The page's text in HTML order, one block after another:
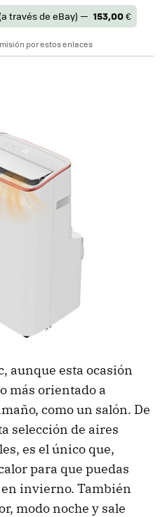
través de eBay) — 153,00€
por estos enlaces
aunque esta ocasión
más orientado a
como un salón. De
selección de aires
es el único que,
para que puedas
invierno. También
modo noche y sale